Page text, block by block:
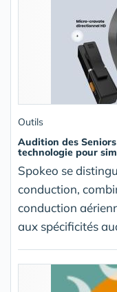
Outils
Audition des
technologie pour
Spokeo se
conduction,
conduction
aux spécificités